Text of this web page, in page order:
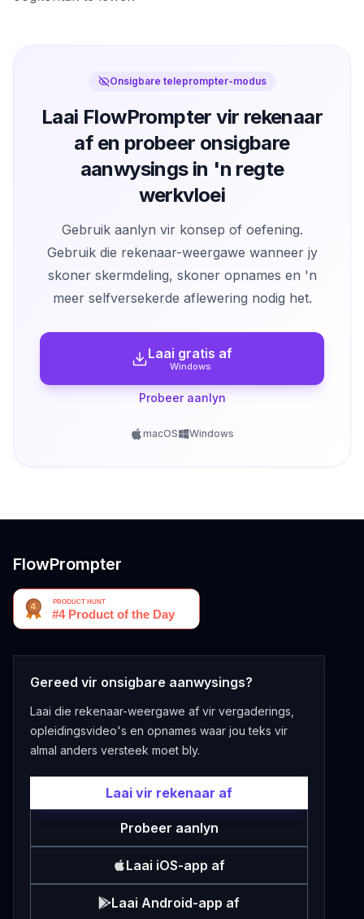
Onsigbare teleprompter-modus
Laai FlowPrompter vir rekenaar
af en probeer onsigbare
aanwysings in 'n regte
werkvloei
Gebruik aanlyn vir konsep of oefening.
Gebruik die rekenaar-weergawe wanneer jy
skoner skermdeling, skoner opnames en 'n
meer selfversekerde aflewering nodig het.
Laai gratis af
Windows
Probeer aanlyn
macOS Windows
FlowPrompter
Gereed vir onsigbare aanwysings?
Laai die rekenaar-weergawe af vir vergaderings,
opleidingsvideo's en opnames waar jou teks vir
almal anders versteek moet bly.
Laai vir rekenaar af
Probeer aanlyn
Laai iOS-app af
Laai Android-app af